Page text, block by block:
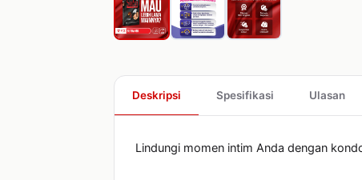
Deskripsi Spesifikasi Ulasan
Lindungi momen intim Anda dengan